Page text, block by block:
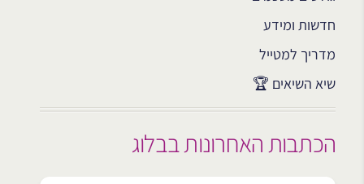
חדשות ומידע
מדריך למטייל
שיא השיאים 🏆
הכתבות האחרונות בבלוג